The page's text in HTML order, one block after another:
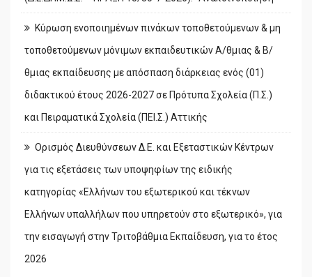
Κύρωση ενοποιημένων πινάκων τοποθετούμενων & μη
τοποθετούμενων μόνιμων εκπαιδευτικών Α/θμιας & Β/
θμιας εκπαίδευσης με απόσπαση διάρκειας ενός (01)
διδακτικού έτους 2026-2027 σε Πρότυπα Σχολεία (Π.Σ.)
και Πειραματικά Σχολεία (ΠΕΙ.Σ.) Αττικής
Ορισμός Διευθύνσεων Δ.Ε. και Εξεταστικών Κέντρων
για τις εξετάσεις των υποψηφίων της ειδικής
κατηγορίας «Ελλήνων του εξωτερικού και τέκνων
Ελλήνων υπαλλήλων που υπηρετούν στο εξωτερικό», για
την εισαγωγή στην Τριτοβάθμια Εκπαίδευση, για το έτος
2026